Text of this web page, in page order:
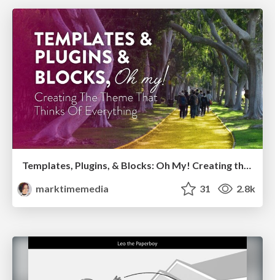
Templates, Plugins, & Blocks: Oh My! Creating the theme that thinks of everything
marktimemedia
31 2.8k